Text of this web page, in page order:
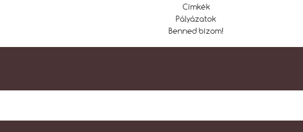
Címkék
Pályázatok
Benned bízom!